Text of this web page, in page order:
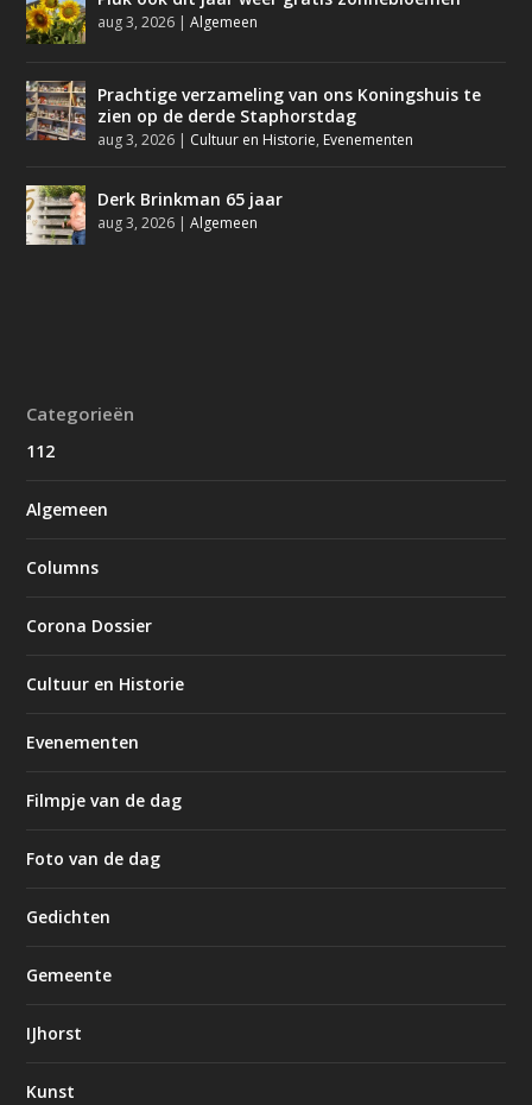
aug 3, 2026 |Algemeen
Prachtige verzameling van ons Koningshuis te
zien op de derde Staphorstdag
aug 3, 2026 Cultuur en Historie, Evenementen
Derk Brinkman 65 jaar
aug 3, 2026 |Algemeen
Categorieën
112
Algemeen
Columns
Corona Dossier
Cultuur en Historie
Evenementen
Filmpje van de dag
Foto van de dag
Gedichten
Gemeente
IJhorst
Kunst